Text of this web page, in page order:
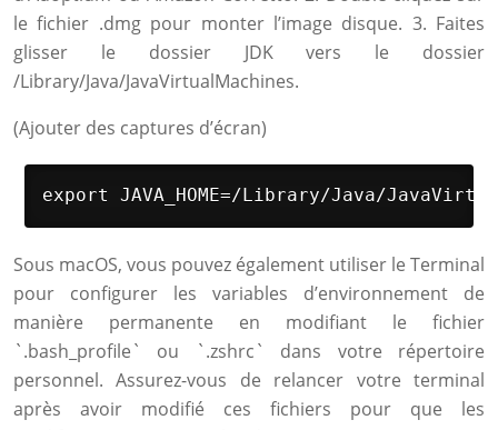
le fichier .dmg pour monter l’image disque. 3. Faites
glisser le dossier JDK vers le dossier
/Library/Java/JavaVirtualMachines.
(Ajouter des captures d’écran)
export JAVA_HOME=/Library/Java/
Sous macOS, vous pouvez également utiliser le Terminal
pour configurer les variables d’environnement de
manière permanente en modifiant le fichier
`.bash_profile` ou `.zshrc` dans votre répertoire
personnel. Assurez-vous de relancer votre terminal
après avoir modifié ces fichiers pour que les